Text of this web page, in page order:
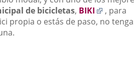
de bicicletas, BIKI
Enlace
a
, para
propia o estás de paso, no